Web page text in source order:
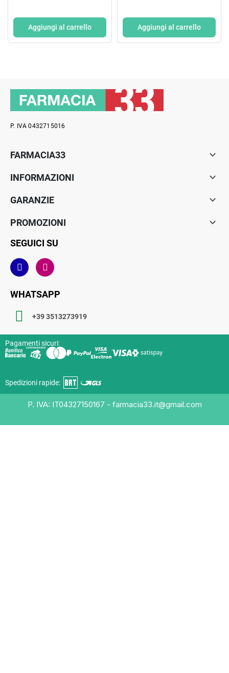
Aggiungi al carrello Aggiungi al carrello
P. IVA 0432715016
FARMACIA33 
INFORMAZIONI 
GARANZIE 
PROMOZIONI 
SEGUICI SU
WHATSAPP
+39 3513273919
Pagamenti sicuri:
Spedizioni rapide:
P. IVA: IT04327150167 - farmacia33.it@gmail.com